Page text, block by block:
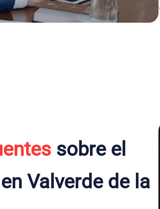
sobre el
Valverde de la